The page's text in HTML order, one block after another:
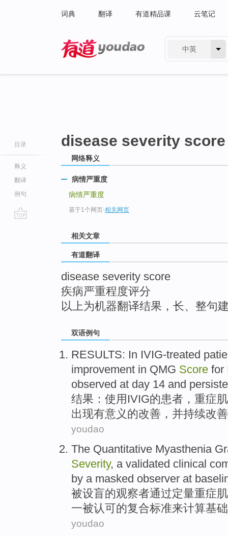
词典 翻译 有道精品课 云笔记
中英
目录
释义
翻译
例句
disease severity score
网络释义
病情严重度
病情严重度
基于1个网页-相关网页
相关文章
有道翻译
disease severity score
疾病严重程度评分
以上为机器翻译结果，长、整句
双语例句
RESULTS: In IVIG-treated
improvement in QMG Score for
observed at day 14 and
结果 ： 使用 IVIG的患者 ，重症
出现有意义 的改善 ，并持续改
youdao
The Quantitative Myasthenia
Severity, a validated clinical
by a masked observer at
被设盲的观察者通过定量重症肌
一被认可的复合标准来计算基础
youdao